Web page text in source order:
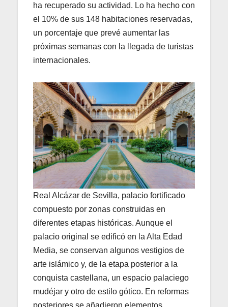
ha recuperado su actividad. Lo ha hecho con
el 10% de sus 148 habitaciones reservadas,
un porcentaje que prevé aumentar las
próximas semanas con la llegada de turistas
internacionales.
Real Alcázar de Sevilla, palacio fortificado
compuesto por zonas construidas en
diferentes etapas históricas. Aunque el
palacio original se edificó en la Alta Edad
Media, se conservan algunos vestigios de
arte islámico y, de la etapa posterior a la
conquista castellana, un espacio palaciego
mudéjar y otro de estilo gótico. En reformas
posteriores se añadieron elementos